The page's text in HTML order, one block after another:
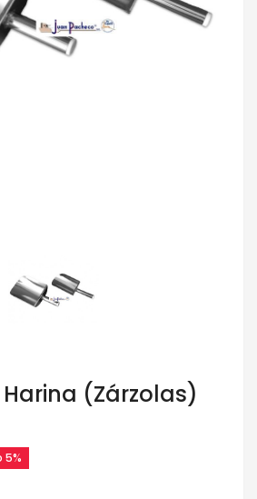
(zárzolas)
5%